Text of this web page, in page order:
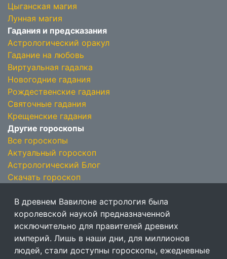
Цыганская магия
Лунная магия
Гадания и предсказания
Астрологический оракул
Гадание на любовь
Виртуальная гадалка
Новогодние гадания
Рождественские гадания
Святочные гадания
Крещенские гадания
Другие гороскопы
Все гороскопы
Актуальный гороскоп
Астрологический Блог
Скачать гороскоп
В древнем Вавилоне астрология была
королевской наукой предназначенной
исключительно для правителей древних
империй. Лишь в наши дни, для миллионов
людей, стали доступны гороскопы, ежедневные